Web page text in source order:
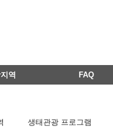
역 FAQ
생태관광 프로그램